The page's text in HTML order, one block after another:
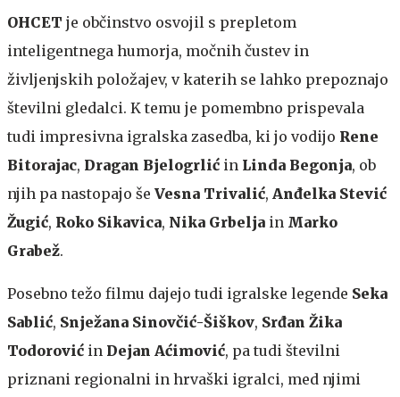
OHCET je občinstvo osvojil s prepletom
inteligentnega humorja, močnih čustev in
življenjskih položajev, v katerih se lahko prepoznajo
številni gledalci. K temu je pomembno prispevala
tudi impresivna igralska zasedba, ki jo vodijo Rene
Bitorajac, Dragan Bjelogrlić in Linda Begonja, ob
njih pa nastopajo še Vesna Trivalić, Anđelka Stević
Žugić, Roko Sikavica, Nika Grbelja in Marko
Grabež.
Posebno težo filmu dajejo tudi igralske legende Seka
Sablić, Snježana Sinovčić-Šiškov, Srđan Žika
Todorović in Dejan Aćimović, pa tudi številni
priznani regionalni in hrvaški igralci, med njimi